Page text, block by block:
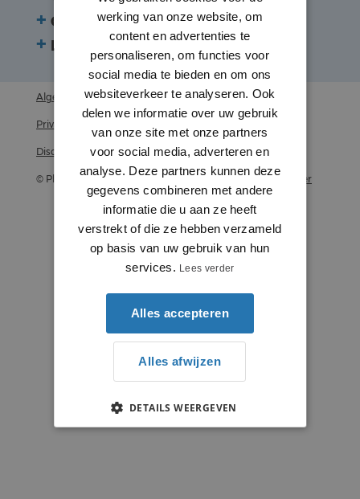
Contact
Beoordelingen
Algemene voorwaarden
Privacy statement
Disclaimer
© Plintenstunter 2026 Profielenstunter
werking van onze website, om
content en advertenties te
personaliseren, om functies voor
social media te bieden en om ons
websiteverkeer te analyseren. Ook
delen we informatie over uw gebruik
van onze site met onze partners
voor social media, adverteren en
analyse. Deze partners kunnen deze
gegevens combineren met andere
informatie die u aan ze heeft
verstrekt of die ze hebben verzameld
op basis van uw gebruik van hun
services.
Lees verder
Alles accepteren
Alles afwijzen
DETAILS WEERGEVEN